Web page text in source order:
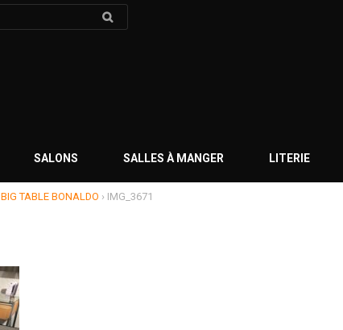
SALONS SALLES À MANGER LITERIE
BIG TABLE BONALDO › IMG_3671